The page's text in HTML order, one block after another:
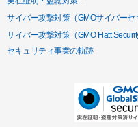
サイバー攻撃対策（GMOサイバーセ
サイバー攻撃対策（GMO Flatt
セキュリティ事業の軌跡